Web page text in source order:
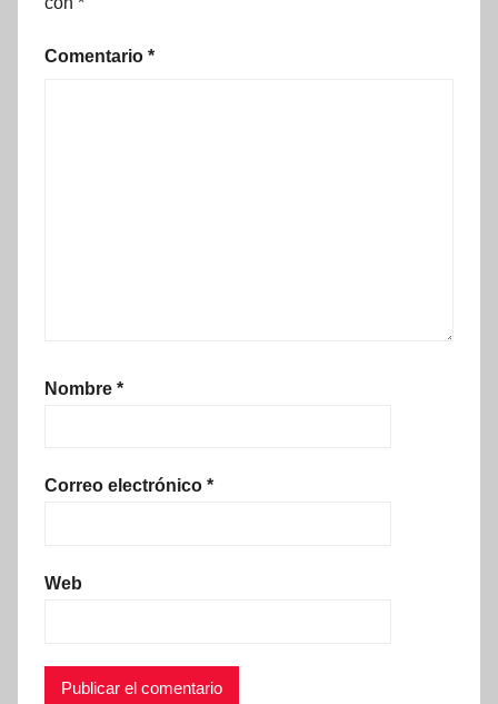
Comentario *
Nombre *
Correo electrónico *
Web